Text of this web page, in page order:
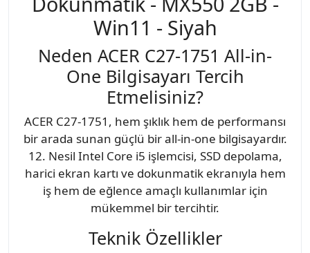
Win11 - Siyah
Neden ACER C27-1751 All-in-
One Bilgisayarı Tercih
Etmelisiniz?
ACER C27-1751, hem şıklık hem de performansı
bir arada sunan güçlü bir all-in-one bilgisayardır.
12. Nesil Intel Core i5 işlemcisi, SSD depolama,
harici ekran kartı ve dokunmatik ekranıyla hem
iş hem de eğlence amaçlı kullanımlar için
mükemmel bir tercihtir.
Teknik Özellikler